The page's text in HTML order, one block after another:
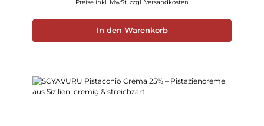
Preise inkl. MwSt. zzgl. Versandkosten
In den Warenkorb